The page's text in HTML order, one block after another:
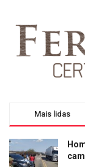
Mais lidas